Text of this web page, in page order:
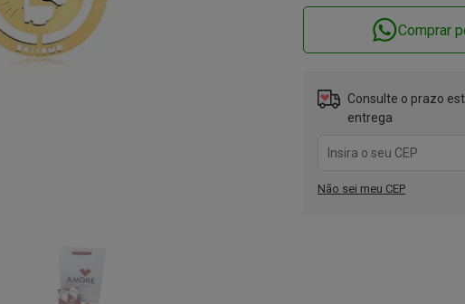
Comprar
Consulte o prazo
entrega
Não sei meu CEP